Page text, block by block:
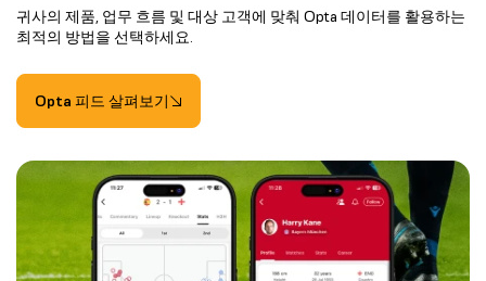
귀사의 제품, 업무 흐름 및 대상 고객에 맞춰 Opta 데이터를 활용하는
최적의 방법을 선택하세요.
Opta 피드 살펴보기